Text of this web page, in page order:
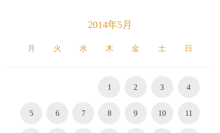
2014年5月
月 火 水 木 金 土 日
1 2 3 4
5 6 7 8 9 10 11